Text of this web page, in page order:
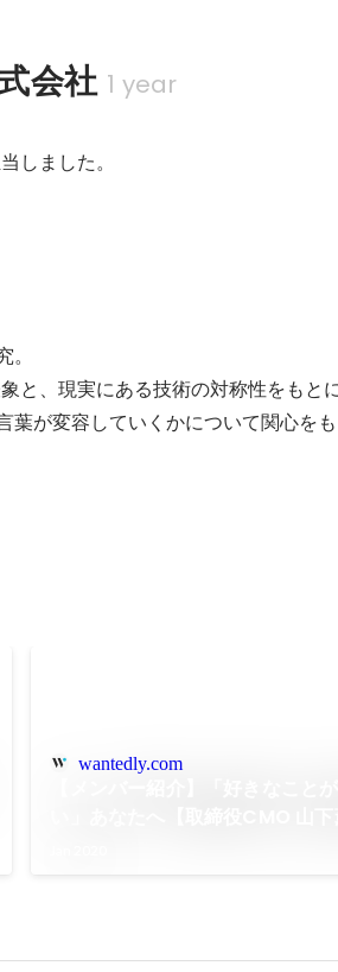
会社 1 year
しました。
と、現実にある技術の対称性をもと
が変容していくかについて関心をも
wantedly.com